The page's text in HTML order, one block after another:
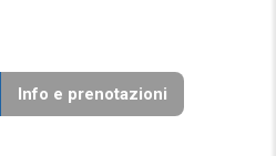
Info e prenotazioni